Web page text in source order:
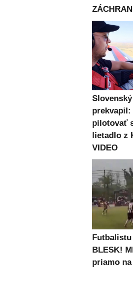
prekvapil:
pilotovať
lietadlo z
VIDEO
BLESK!
priamo